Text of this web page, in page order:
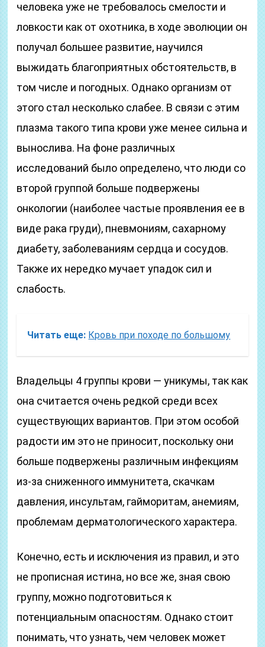
человека уже не требовалось смелости и
ловкости как от охотника, в ходе эволюции он
получал большее развитие, научился
выжидать благоприятных обстоятельств, в
том числе и погодных. Однако организм от
этого стал несколько слабее. В связи с этим
плазма такого типа крови уже менее сильна и
вынослива. На фоне различных
исследований было определено, что люди со
второй группой больше подвержены
онкологии (наиболее частые проявления ее в
виде рака груди), пневмониям, сахарному
диабету, заболеваниям сердца и сосудов.
Также их нередко мучает упадок сил и
слабость.
Читать еще: Кровь при походе по большому
Владельцы 4 группы крови — уникумы, так как
она считается очень редкой среди всех
существующих вариантов. При этом особой
радости им это не приносит, поскольку они
больше подвержены различным инфекциям
из-за сниженного иммунитета, скачкам
давления, инсультам, гайморитам, анемиям,
проблемам дерматологического характера.
Конечно, есть и исключения из правил, и это
не прописная истина, но все же, зная свою
группу, можно подготовиться к
потенциальным опасностям. Однако стоит
понимать, что узнать, чем человек может